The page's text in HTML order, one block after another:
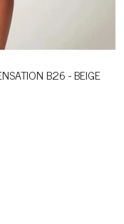
B26 - BEIGE